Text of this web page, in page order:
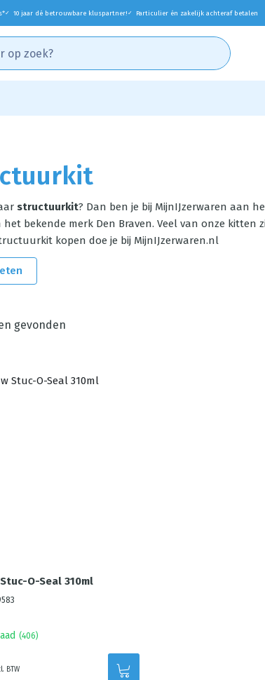
✓ 10 jaar dé betrouwbare kluspartner! ✓ Particulier én zakelijk achteraf betalen
structuurkit? Dan ben je bij MijnIJzerwaren aan
het bekende merk Den Braven. Veel van onze
kopen doe je bij MijnIJzerwaren.nl
gevonden
O-Seal 310ml
(406)
BTW